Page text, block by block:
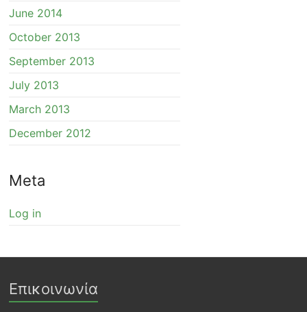
June 2014
October 2013
September 2013
July 2013
March 2013
December 2012
Meta
Log in
Επικοινωνία